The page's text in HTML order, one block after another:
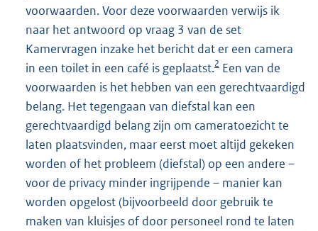
voorwaarden. Voor deze voorwaarden verwijs ik
naar het antwoord op vraag 3 van de set
Kamervragen inzake het bericht dat er een camera
in een toilet in een café is geplaatst.2 Een van de
voorwaarden is het hebben van een gerechtvaardigd
belang. Het tegengaan van diefstal kan een
gerechtvaardigd belang zijn om cameratoezicht te
laten plaatsvinden, maar eerst moet altijd gekeken
worden of het probleem (diefstal) op een andere –
voor de privacy minder ingrijpende – manier kan
worden opgelost (bijvoorbeeld door gebruik te
maken van kluisjes of door personeel rond te laten